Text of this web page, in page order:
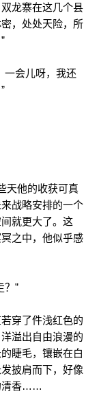
龙寨在这几个县
，处处天险，所
会儿呀，我还
他的收获可真
战略安排的一个
就更大了。这
之中，他似乎感
”
穿了件浅红色的
溢出自由浪漫的
睫毛，镶嵌在白
披肩而下，好像
清香……